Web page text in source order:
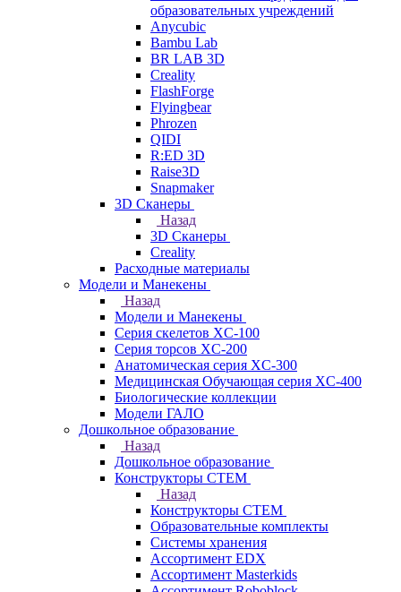
образовательных учреждений
Anycubic
Bambu Lab
BR LAB 3D
Creality
FlashForge
Flyingbear
Phrozen
QIDI
R:ED 3D
Raise3D
Snapmaker
3D Сканеры
Назад
3D Сканеры
Creality
Расходные материалы
Модели и Манекены
Назад
Модели и Манекены
Серия скелетов XC-100
Серия торсов XC-200
Анатомическая серия XC-300
Медицинская Обучающая серия XC-400
Биологические коллекции
Модели ГАЛО
Дошкольное образование
Назад
Дошкольное образование
Конструкторы СТЕМ
Назад
Конструкторы СТЕМ
Образовательные комплекты
Системы хранения
Ассортимент EDX
Ассортимент Masterkids